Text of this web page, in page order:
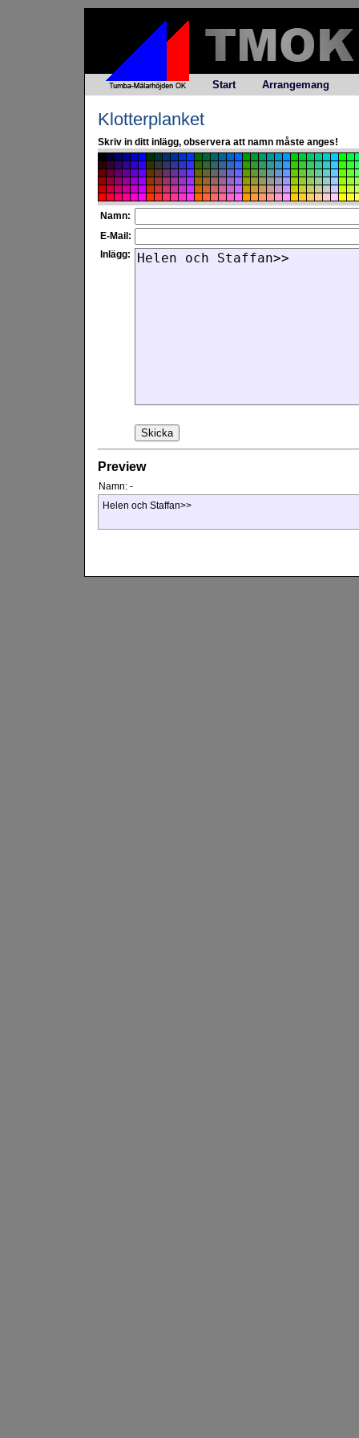
Start Arrangemang
Klotterplanket
Skriv in ditt inlägg, observera att namn måste anges!
Namn:
E-Mail:
Inlägg:
Preview
Namn: -
Helen och Staffan>>